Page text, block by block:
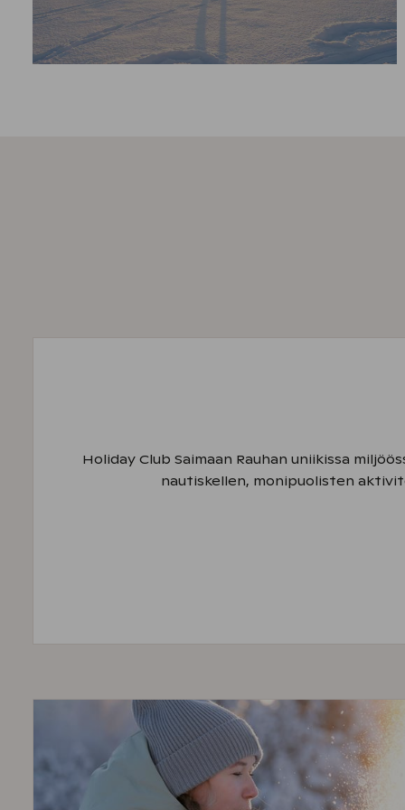
Holiday Club Saimaan Rauhan uniikissa
nautiskellen, monipuolisten